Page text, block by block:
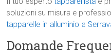
soluzioni su misura e
tapparelle in alluminio a
Domande